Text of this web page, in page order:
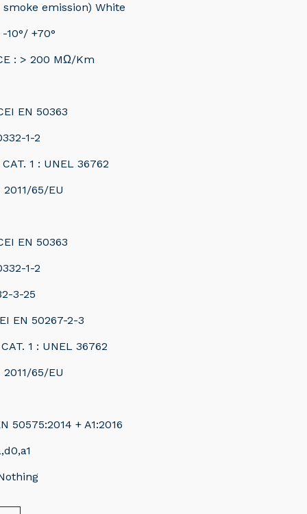
smoke emission) White
10°/ +70°
: > 200 MΩ/Km
EN 50363
1-2
1 : UNEL 36762
65/EU
EN 50363
1-2
3-25
EN 50267-2-3
1 : UNEL 36762
65/EU
50575:2014 + A1:2016